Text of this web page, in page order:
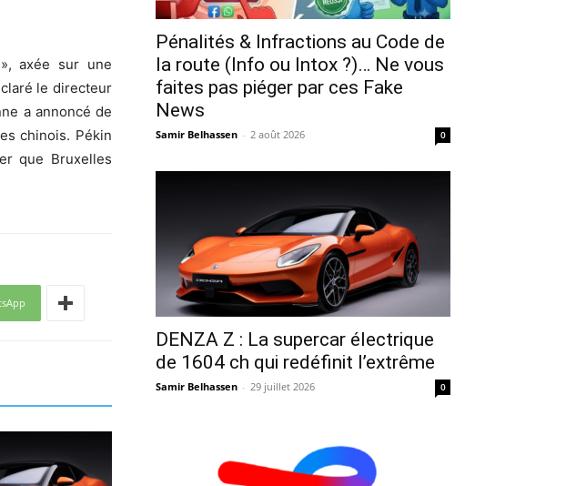
axée sur une
le directeur
a annoncé de
chinois. Pékin
que Bruxelles
Pénalités & Infractions au Code de
la route (Info ou Intox ?)… Ne vous
faites pas piéger par ces Fake
News
Samir Belhassen - 2 août 2026 0
DENZA Z : La supercar électrique
de 1604 ch qui redéfinit l’extrême
Samir Belhassen - 29 juillet 2026 0